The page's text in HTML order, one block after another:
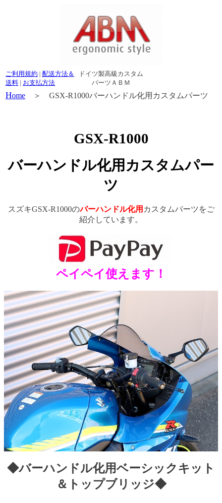
ご利用規約 | 配送方法＆
送料 | お支払方法
ドイツ製高級カスタム
パーツＡＢＭ
Home ＞ GSX-R1000バーハンドル化用カスタムパーツ
GSX-R1000
バーハンドル化用カスタムパー
ツ
スズキGSX-R1000のバーハンドル化用 カスタムパーツをご
紹介しています。
ペイペイ使えます！
◆バーハンドル化用ベーシックキット
＆トップブリッジ◆